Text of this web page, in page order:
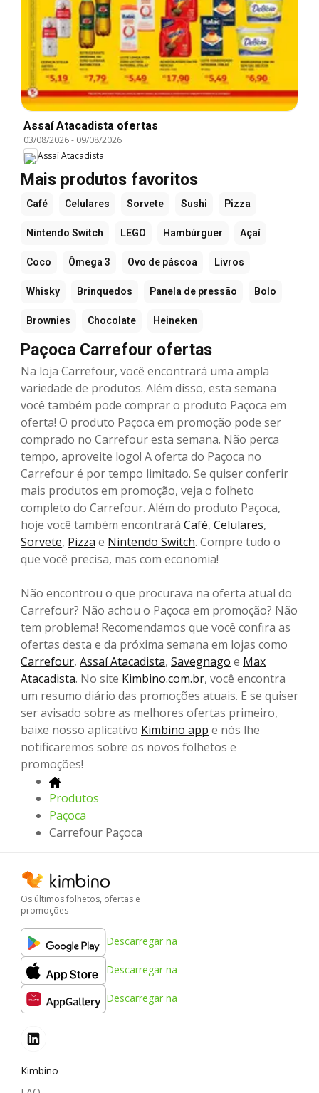
Assaí Atacadista ofertas
03/08/2026- 09/08/2026
Assaí Atacadista
Mais produtos favoritos
Café Celulares Sorvete Sushi Pizza
Nintendo Switch LEGO Hambúrguer Açaí
Coco Ômega 3 Ovo de páscoa Livros
Whisky Brinquedos Panela de pressão Bolo
Brownies Chocolate Heineken
Paçoca Carrefour ofertas
Na loja Carrefour, você encontrará uma ampla
variedade de produtos. Além disso, esta semana
você também pode comprar o produto Paçoca em
oferta! O produto Paçoca em promoção pode ser
comprado no Carrefour esta semana. Não perca
tempo, aproveite logo! A oferta do Paçoca no
Carrefour é por tempo limitado. Se quiser conferir
mais produtos em promoção, veja o folheto
completo do Carrefour. Além do produto Paçoca,
hoje você também encontrará Café, Celulares,
Sorvete, Pizza e Nintendo Switch. Compre tudo o
que você precisa, mas com economia!
Não encontrou o que procurava na oferta atual do
Carrefour? Não achou o Paçoca em promoção? Não
tem problema! Recomendamos que você confira as
ofertas desta e da próxima semana em lojas como
Carrefour, Assaí Atacadista, Savegnago e Max
Atacadista. No site Kimbino.com.br, você encontra
um resumo diário das promoções atuais. E se quiser
ser avisado sobre as melhores ofertas primeiro,
baixe nosso aplicativo Kimbino app e nós lhe
notificaremos sobre os novos folhetos e
promoções!
Produtos
Paçoca
Carrefour Paçoca
Os últimos folhetos, ofertas e
promoções
Descarregar na
Descarregar na
Descarregar na
Kimbino